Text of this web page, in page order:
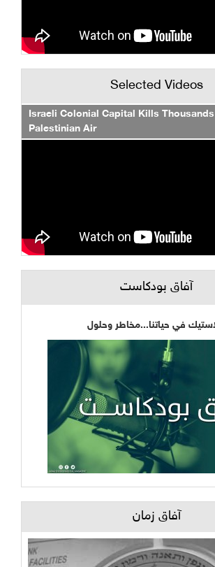
Selected Videos
Israeli Colonial Capital Kills
Palestinian Air
آفاق بودكاست
في حياتنا...مخاطر وحلول
آفاق زمان